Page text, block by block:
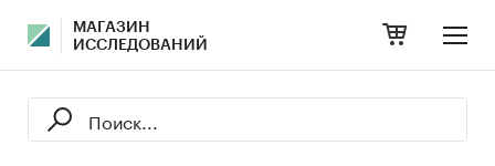
МАГАЗИН
ИССЛЕДОВАНИЙ